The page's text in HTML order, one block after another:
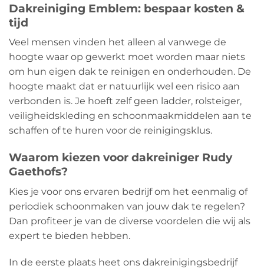
Dakreiniging Emblem: bespaar kosten &
tijd
Veel mensen vinden het alleen al vanwege de
hoogte waar op gewerkt moet worden maar niets
om hun eigen dak te reinigen en onderhouden. De
hoogte maakt dat er natuurlijk wel een risico aan
verbonden is. Je hoeft zelf geen ladder, rolsteiger,
veiligheidskleding en schoonmaakmiddelen aan te
schaffen of te huren voor de reinigingsklus.
Waarom kiezen voor dakreiniger Rudy
Gaethofs?
Kies je voor ons ervaren bedrijf om het eenmalig of
periodiek schoonmaken van jouw dak te regelen?
Dan profiteer je van de diverse voordelen die wij als
expert te bieden hebben.
In de eerste plaats heet ons dakreinigingsbedrijf